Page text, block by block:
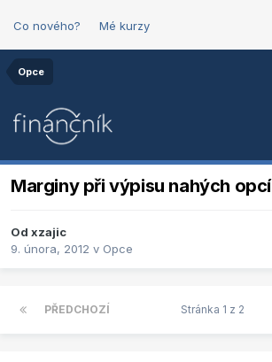
Co nového? Mé kurzy
Opce
Marginy při výpisu nahých opcí
Od xzajic
9. února, 2012 v Opce
PŘEDCHOZÍ Stránka 1 z 2